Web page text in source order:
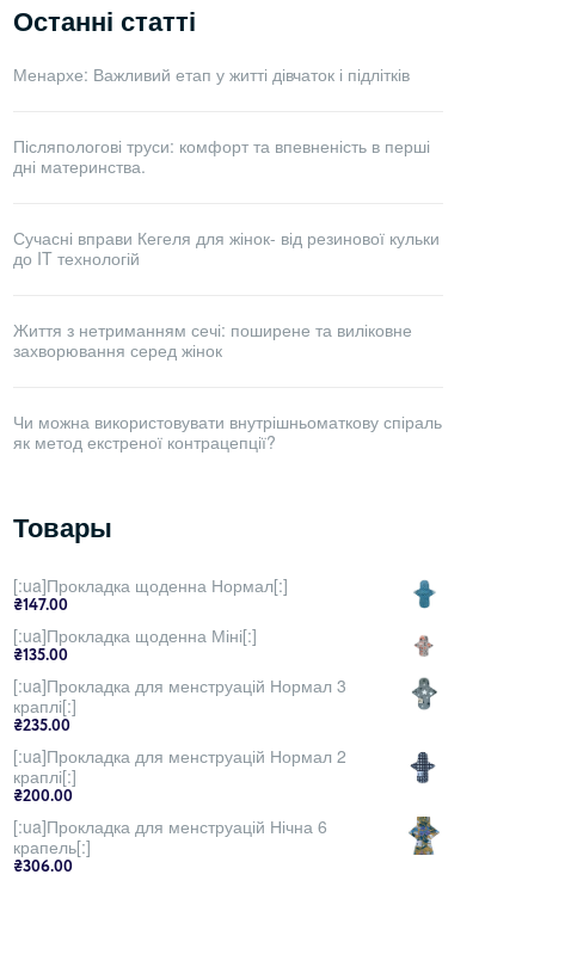
Останні статті
Менархе: Важливий етап у житті дівчаток і підлітків
Післяпологові труси: комфорт та впевненість в перші
дні материнства.
Сучасні вправи Кегеля для жінок- від резинової кульки
до IT технологій
Життя з нетриманням сечі: поширене та виліковне
захворювання серед жінок
Чи можна використовувати внутрішньоматкову спіраль
як метод екстреної контрацепції?
Товары
[:ua]Прокладка щоденна Нормал[:]
₴147.00
[:ua]Прокладка щоденна Міні[:]
₴135.00
[:ua]Прокладка для менструацій Нормал 3
краплі[:]
₴235.00
[:ua]Прокладка для менструацій Нормал 2
краплі[:]
₴200.00
[:ua]Прокладка для менструацій Нічна 6
крапель[:]
₴306.00